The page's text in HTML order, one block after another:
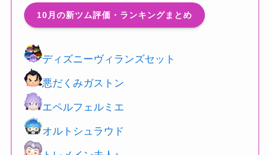
10月の新ツム評価・ランキングまとめ
ディズニーヴィランズセット
悪だくみガストン
エペルフェルミエ
オルトシュラウド